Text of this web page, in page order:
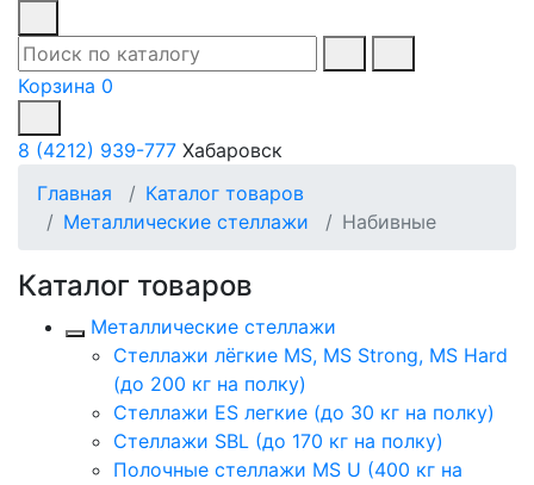
Корзина 0
8 (4212) 939-777 Хабаровск
Главная
Каталог товаров
Металлические стеллажи
Набивные
Каталог товаров
Металлические стеллажи
Стеллажи лёгкие MS, MS Strong, MS Hard
(до 200 кг на полку)
Стеллажи ES легкие (до 30 кг на полку)
Стеллажи SBL (до 170 кг на полку)
Полочные стеллажи MS U (400 кг на